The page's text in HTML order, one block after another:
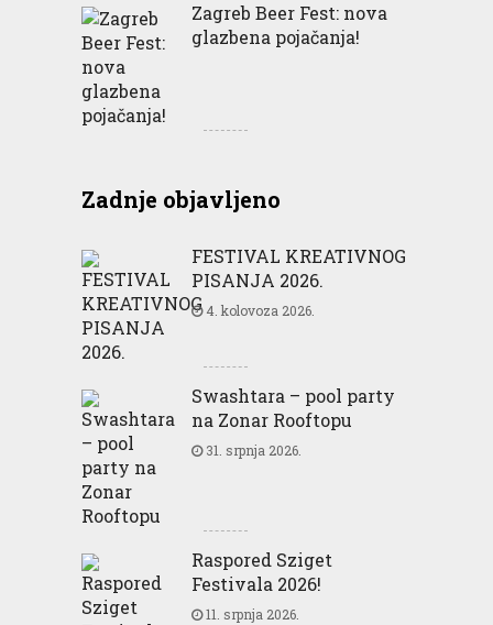
Zagreb Beer Fest: nova
glazbena pojačanja!
Zadnje objavljeno
FESTIVAL KREATIVNOG
PISANJA 2026.
4. kolovoza 2026.
Swashtara – pool party
na Zonar Rooftopu
31. srpnja 2026.
Raspored Sziget
Festivala 2026!
11. srpnja 2026.